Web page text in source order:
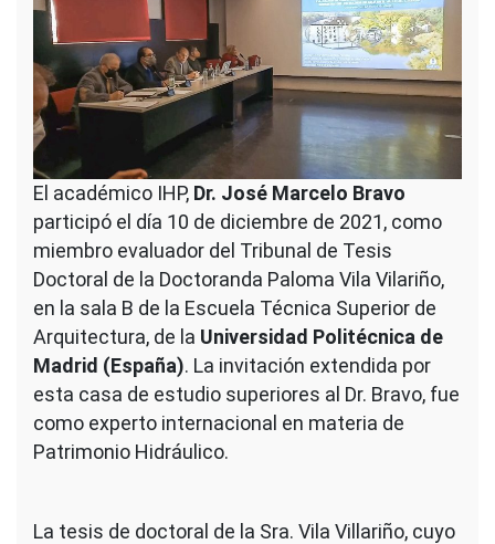
El académico IHP, Dr. José Marcelo Bravo
participó el día 10 de diciembre de 2021, como
miembro evaluador del Tribunal de Tesis
Doctoral de la Doctoranda Paloma Vila Vilariño,
en la sala B de la Escuela Técnica Superior de
Arquitectura, de la Universidad Politécnica de
Madrid (España). La invitación extendida por
esta casa de estudio superiores al Dr. Bravo, fue
como experto internacional en materia de
Patrimonio Hidráulico.
La tesis de doctoral de la Sra. Vila Villariño, cuyo